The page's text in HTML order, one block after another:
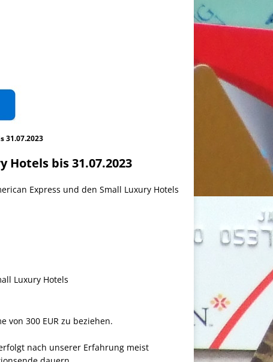
31.07.2023
bis 31.07.2023
Express und den Small Luxury Hotels
Luxury Hotels
von 300 EUR zu beziehen.
nach unserer Erfahrung meist